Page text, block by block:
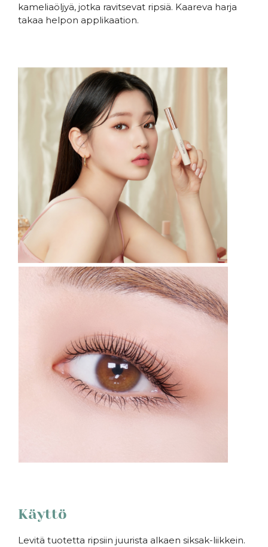
kameliaöljyä, jotka ravitsevat ripsiä. Kaareva harja
takaa helpon applikaation.
Käyttö
Levitä tuotetta ripsiin juurista alkaen siksak-liikkein.